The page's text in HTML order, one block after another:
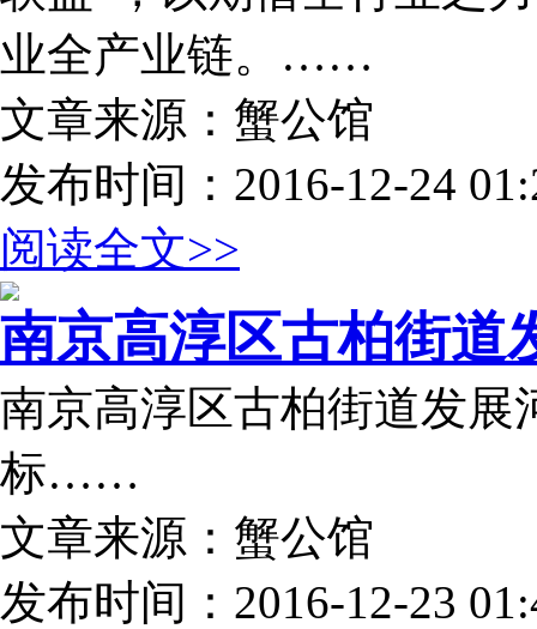
业全产业链。……
文章来源：蟹公馆
发布时间：2016-12-24
阅读全文>>
南京高淳区古柏街道
南京高淳区古柏街道发展
标……
文章来源：蟹公馆
发布时间：2016-12-23